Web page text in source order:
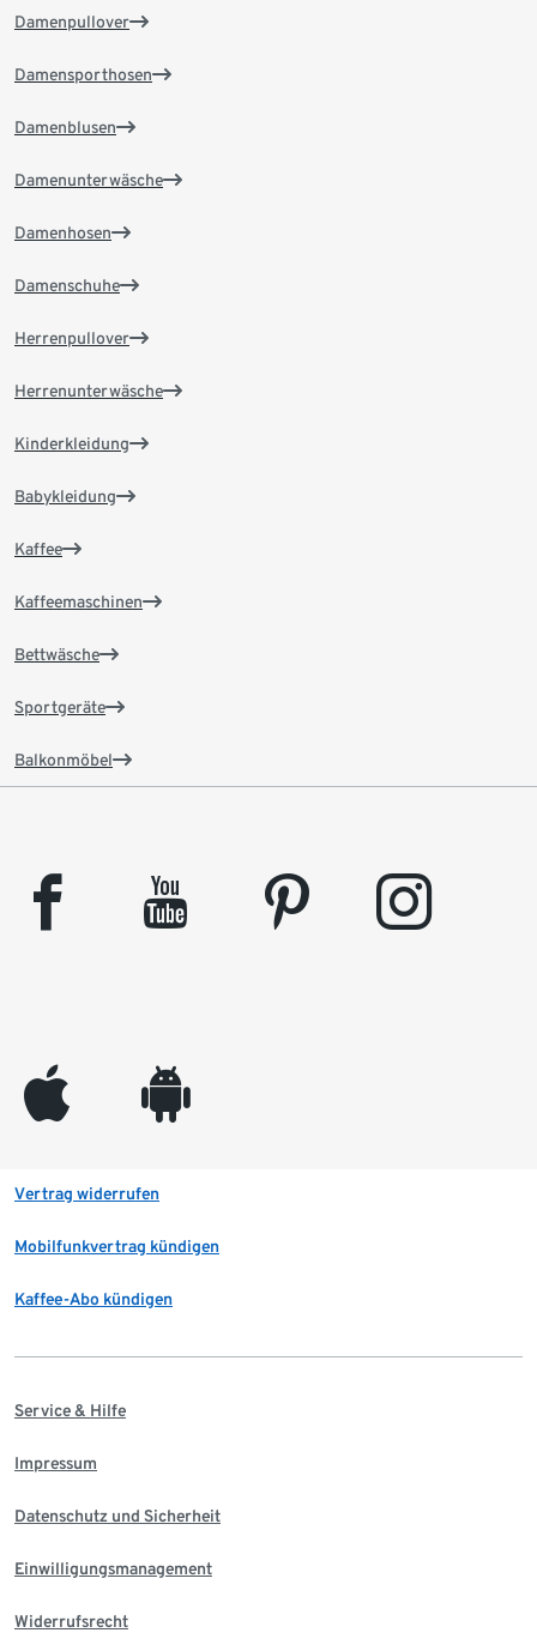
Damenpullover
Damensporthosen
Damenblusen
Damenunterwäsche
Damenhosen
Damenschuhe
Herrenpullover
Herrenunterwäsche
Kinderkleidung
Babykleidung
Kaffee
Kaffeemaschinen
Bettwäsche
Sportgeräte
Balkonmöbel
facebook youtube pinterest instagram
appleinc android
Vertrag widerrufen
Mobilfunkvertrag kündigen
Kaffee-Abo kündigen
Service & Hilfe
Impressum
Datenschutz und Sicherheit
Einwilligungsmanagement
Widerrufsrecht